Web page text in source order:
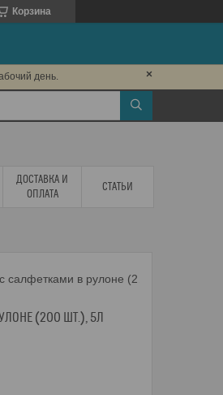
Корзина
день.
ДОСТАВКА И
ОПЛАТА
СТАТЬИ
(200 ШТ.), 5Л